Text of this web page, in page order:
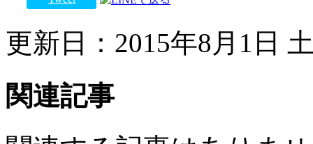
更新日：2015年8月1日
関連記事